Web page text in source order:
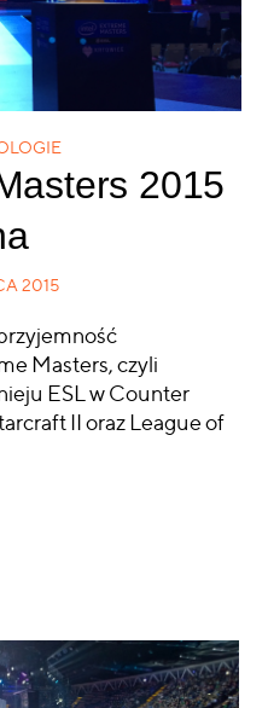
2015
2015
Masters, czyli
ESL w Counter
II oraz League of